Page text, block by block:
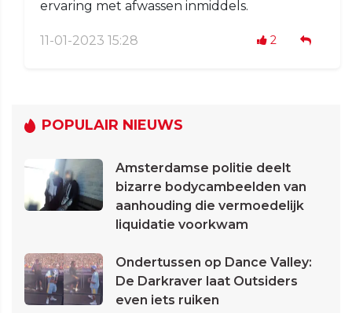
ervaring met afwassen inmiddels.
11-01-2023 15:28 2
POPULAIR NIEUWS
Amsterdamse politie deelt
bizarre bodycambeelden van
aanhouding die vermoedelijk
liquidatie voorkwam
Ondertussen op Dance Valley:
De Darkraver laat Outsiders
even iets ruiken